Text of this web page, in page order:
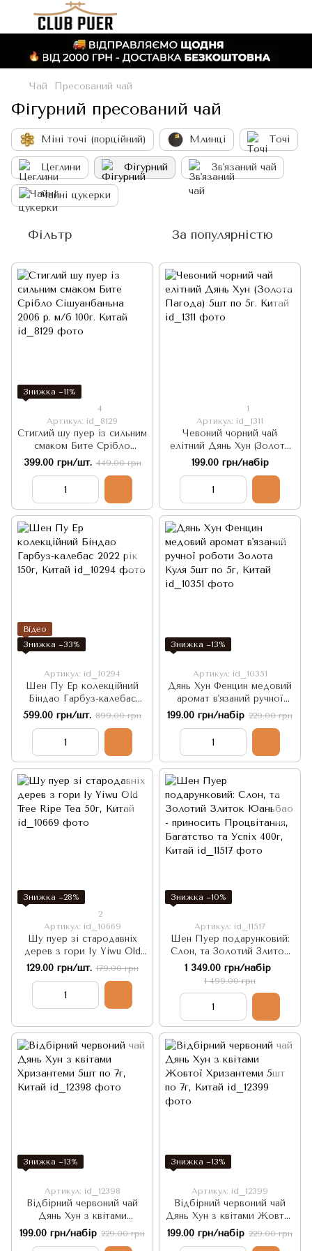
Чай Пресований чай
Фігурний пресований чай
Міні точі (порційний) Млинці Точі
Цеглини Фігурний Зв'язаний чай
Чайні цукерки
Фільтр За популярністю
Знижка −11%
4
Артикул: id_8129
Стиглий шу пуер із сильним
смаком Бите Срібло
Сішуанбаньна 2006 р. м/б
100г. Китай
399.00 грн/шт. 449.00 грн
1
Артикул: id_1311
Чевоний чорний чай
елітний Дянь Хун (Золота
Пагода) 5шт по 5г. Китай
199.00 грн/набір
Відео
Знижка −33%
Артикул: id_10294
Шен Пу Ер колекційний
Біндао Гарбуз-калебас
2022 рік 150г, Китай
599.00 грн/шт. 899.00 грн
Знижка −13%
Артикул: id_10351
Дянь Хун Фенцин медовий
аромат в'язаний ручної
роботи Золота Куля 5шт
по 5г, Китай
199.00 грн/набір 229.00 грн
Знижка −28%
2
Артикул: id_10669
Шу пуер зі стародавніх
дерев з гори Іу Yiwu Old
Tree Ripe Tea 50г, Китай
129.00 грн/шт. 179.00 грн
Знижка −10%
Артикул: id_11517
Шен Пуер подарунковий:
Слон, та Золотий Злиток
Юаньбао - приносить
Процвітання, Багатство та
Успіх 400г, Китай
1 349.00 грн/набір
1 499.00 грн
Знижка −13%
Артикул: id_12398
Відбірний червоний чай
Дянь Хун з квітами
Хризантеми 5шт по 7г,
Китай
199.00 грн/набір 229.00 грн
Знижка −13%
Артикул: id_12399
Відбірний червоний чай
Дянь Хун з квітами Жовтої
Хризантеми 5шт по 7г,
Китай
199.00 грн/набір 229.00 грн